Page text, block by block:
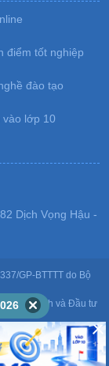
điểm tốt nghiệp
đào tạo
lớp 10
Dịch Vọng Hậu -
GP-BTTTT do Bộ
Kế hoạch và Đầu tư